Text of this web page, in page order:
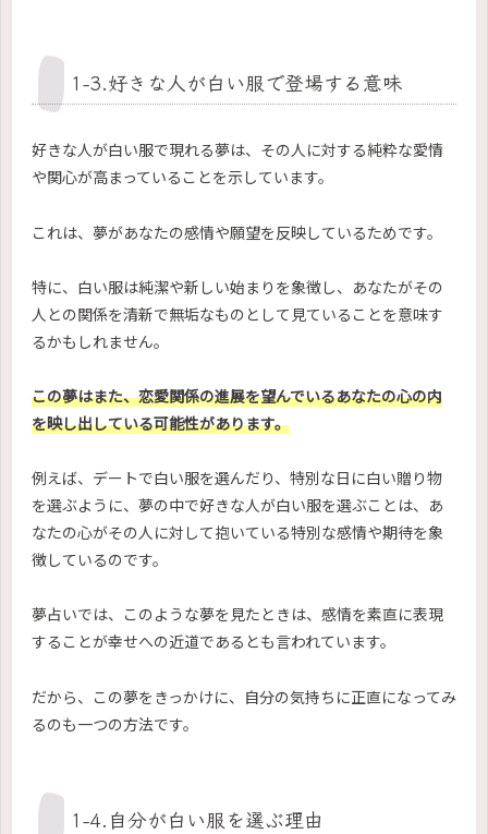
1-3.好きな人が白い服で登場する意味
好きな人が白い服で現れる夢は、その人に対する純粋な愛情
や関心が高まっていることを示しています。
これは、夢があなたの感情や願望を反映しているためです。
特に、白い服は純潔や新しい始まりを象徴し、あなたがその
人との関係を清新で無垢なものとして見ていることを意味す
るかもしれません。
この夢はまた、恋愛関係の進展を望んでいるあなたの心の内
を映し出している可能性があります。
例えば、デートで白い服を選んだり、特別な日に白い贈り物
を選ぶように、夢の中で好きな人が白い服を選ぶことは、あ
なたの心がその人に対して抱いている特別な感情や期待を象
徴しているのです。
夢占いでは、このような夢を見たときは、感情を素直に表現
することが幸せへの近道であるとも言われています。
だから、この夢をきっかけに、自分の気持ちに正直になってみ
るのも一つの方法です。
1-4.自分が白い服を選ぶ理由